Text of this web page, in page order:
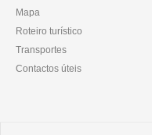
Mapa
Roteiro turístico
Transportes
Contactos úteis